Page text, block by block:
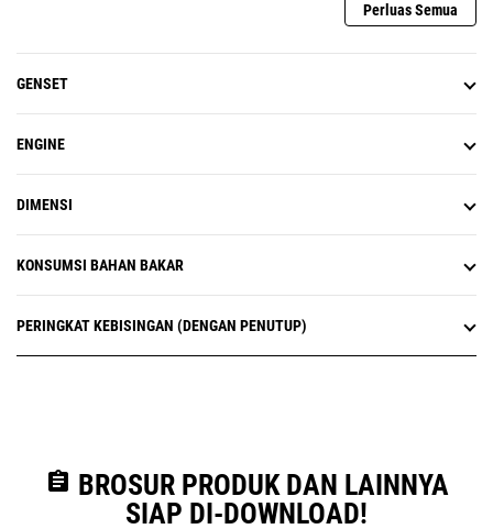
Perluas Semua
GENSET
ENGINE
DIMENSI
KONSUMSI BAHAN BAKAR
PERINGKAT KEBISINGAN (DENGAN PENUTUP)
assignment BROSUR PRODUK DAN LAINNYA
SIAP DI-DOWNLOAD!